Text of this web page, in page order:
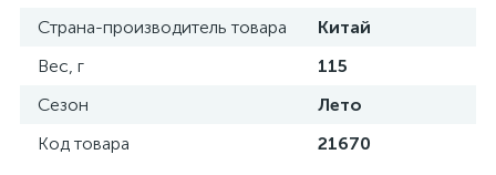
Страна-производитель товара
Китай
Вес, г
115
Сезон
Лето
Код товара
21670